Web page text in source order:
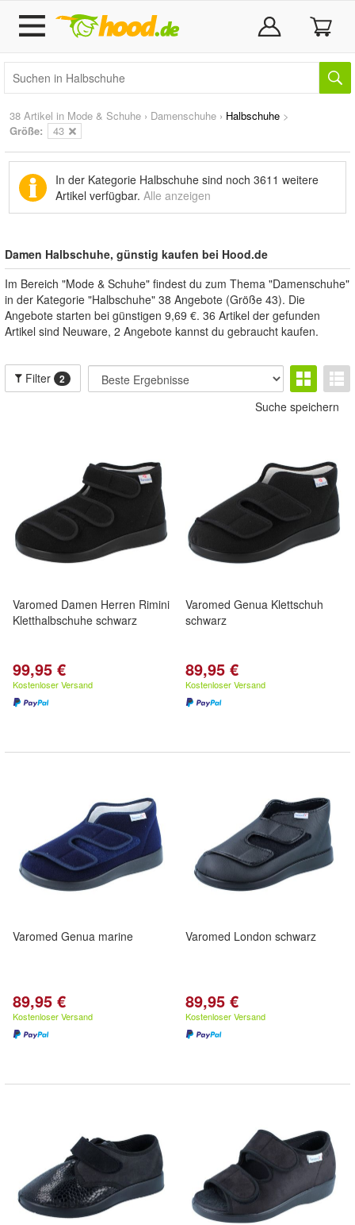
38 Artikel in Mode & Schuhe › Damenschuhe › Halbschuhe >
Größe:
43
In der Kategorie Halbschuhe sind noch 3611 weitere
Artikel verfügbar. Alle anzeigen
Damen Halbschuhe, günstig kaufen bei Hood.de
Im Bereich "Mode & Schuhe" findest du zum Thema "Damenschuhe"
in der Kategorie "Halbschuhe" 38 Angebote (Größe 43). Die
Angebote starten bei günstigen 9,69 €. 36 Artikel der gefunden
Artikel sind Neuware, 2 Angebote kannst du gebraucht kaufen.
Filter 2
Suche speichern
Varomed Damen Herren Rimini
Kletthalbschuhe schwarz
99,95 €
Kostenloser Versand
Varomed Genua Klettschuh
schwarz
89,95 €
Kostenloser Versand
Varomed Genua marine
89,95 €
Kostenloser Versand
Varomed London schwarz
89,95 €
Kostenloser Versand